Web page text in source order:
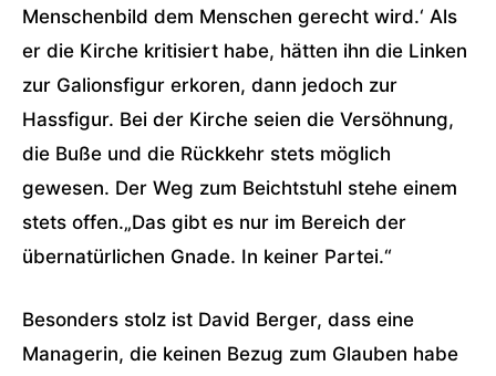
Menschenbild dem Menschen gerecht wird.‘ Als
er die Kirche kritisiert habe, hätten ihn die Linken
zur Galionsfigur erkoren, dann jedoch zur
Hassfigur. Bei der Kirche seien die Versöhnung,
die Buße und die Rückkehr stets möglich
gewesen. Der Weg zum Beichtstuhl stehe einem
stets offen.„Das gibt es nur im Bereich der
übernatürlichen Gnade. In keiner Partei.“
Besonders stolz ist David Berger, dass eine
Managerin, die keinen Bezug zum Glauben habe